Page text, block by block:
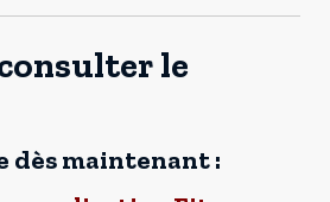
le
dès maintenant :